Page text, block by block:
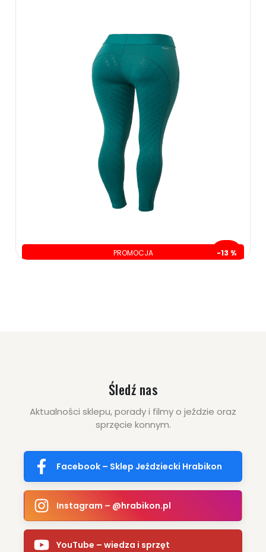
PROMOCJA -13 %
Śledź nas
Aktualności sklepu, porady i filmy o jeździe oraz
sprzęcie konnym.
Facebook – Sklep Jeździecki Hrabikon
Instagram – @hrabikon.pl
YouTube – wiedza i sprzęt